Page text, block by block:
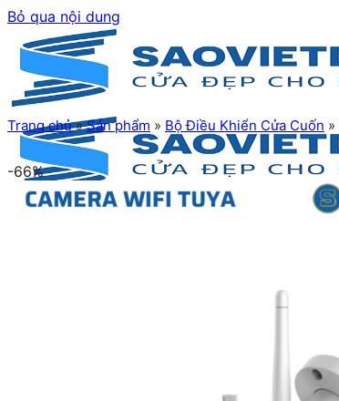
Bỏ qua nội dung
Trang chủ»Sản phẩm » Bộ Điều Khiển Cửa Cuốn »
-66%